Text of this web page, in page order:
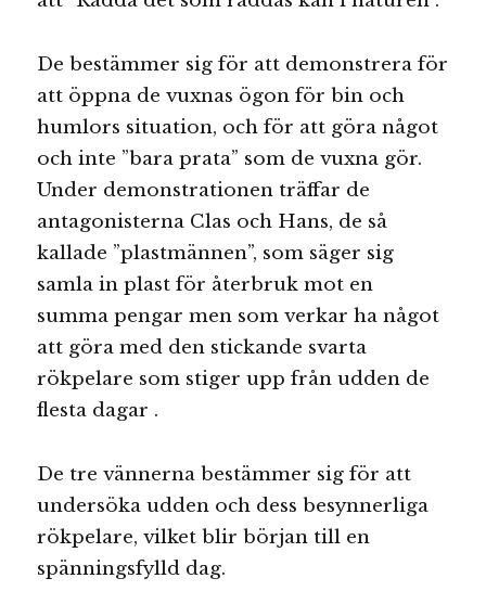
De bestämmer sig för att demonstrera för
att öppna de vuxnas ögon för bin och
humlors situation, och för att göra något
och inte ”bara prata” som de vuxna gör.
Under demonstrationen träffar de
antagonisterna Clas och Hans, de så
kallade ”plastmännen”, som säger sig
samla in plast för återbruk mot en
summa pengar men som verkar ha något
att göra med den stickande svarta
rökpelare som stiger upp från udden de
flesta dagar .
De tre vännerna bestämmer sig för att
undersöka udden och dess besynnerliga
rökpelare, vilket blir början till en
spänningsfylld dag.